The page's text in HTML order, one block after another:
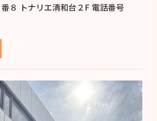
８ トナリエ清和台２F 電話番号